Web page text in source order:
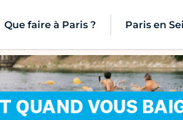
Que faire à Paris ? Paris en